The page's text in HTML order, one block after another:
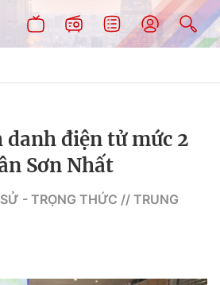
điện tử mức 2
Sơn Nhất
- TRỌNG THỨC // TRUNG